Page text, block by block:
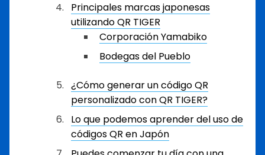
Principales marcas japonesas
utilizando QR TIGER
Corporación Yamabiko
Bodegas del Pueblo
¿Cómo generar un código QR
personalizado con QR TIGER?
Lo que podemos aprender del uso de
códigos QR en Japón